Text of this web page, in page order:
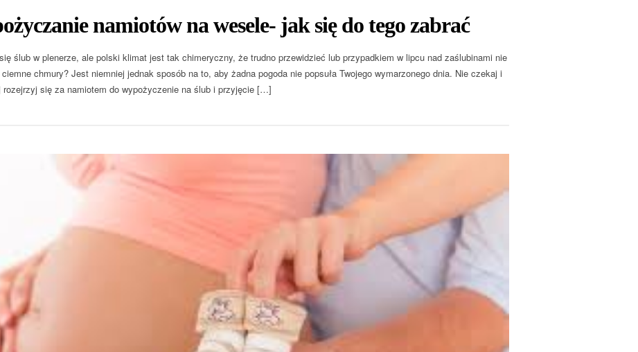
namiotów na wesele- jak się do tego zabrać
ślub w plenerze, ale polski klimat jest tak chimeryczny, że trudno przewidzieć lub przypadkiem w lipcu nad zaślubinami nie
chmury? Jest niemniej jednak sposób na to, aby żadna pogoda nie popsuła Twojego wymarzonego dnia. Nie czekaj i
rozejrzyj się za namiotem do wypożyczenie na ślub i przyjęcie […]